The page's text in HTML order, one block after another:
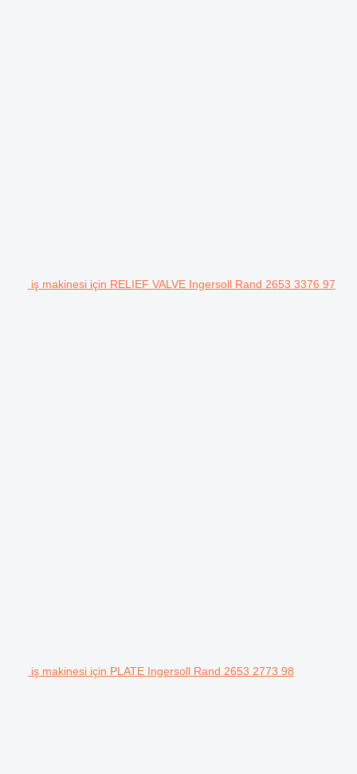
iş makinesi için RELIEF VALVE Ingersoll Rand 2653 3376 97
iş makinesi için PLATE Ingersoll Rand 2653 2773 98